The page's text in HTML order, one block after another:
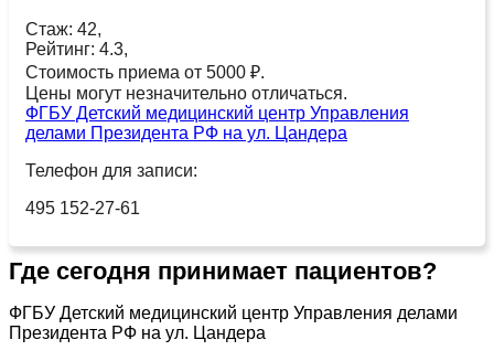
Стаж: 42,
Рейтинг: 4.3,
Стоимость приема от 5000 ₽.
Цены могут незначительно отличаться.
ФГБУ Детский медицинский центр Управления
делами Президента РФ на ул. Цандера
Телефон для записи:
495 152-27-61
Где сегодня принимает пациентов?
ФГБУ Детский медицинский центр Управления делами
Президента РФ на ул. Цандера